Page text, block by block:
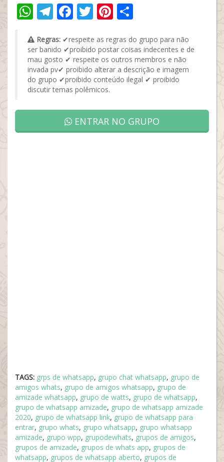
WhatsApp
Telegram
Facebook
TwitterPinterest
Regras: ✔respeite as regras do grupo para não
ser banido ✔proibido postar coisas indecentes e de
mau gosto ✔ respeite os outros membros e não
invada pv✔ proibido alterar a descrição e imagem
do grupo ✔proibido conteúdo ilegal ✔ proibido
discutir temas polêmicos.
ENTRAR NO GRUPO
TAGS: grps de whatsapp, grupo chat whatsapp, grupo de
amigos whats, grupo de amigos whatsapp, grupo de
amizade whatsapp, grupo de watts, grupo de whatsapp,
grupo de whatsapp amizade, grupo de whatsapp amizade
2020, grupo de whatsapp link, grupo de whatsapp para
entrar, grupo whats, grupo whatsapp, grupo whatsapp
amizade, grupo wpp, grupodewhats, grupos de amigos,
grupos de amizade, grupos de whats app, grupos de
whatsapp, grupos de whatsapp aberto, grupos de